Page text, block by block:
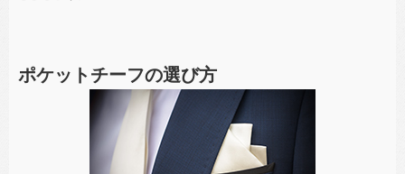
ポケットチーフの選び方